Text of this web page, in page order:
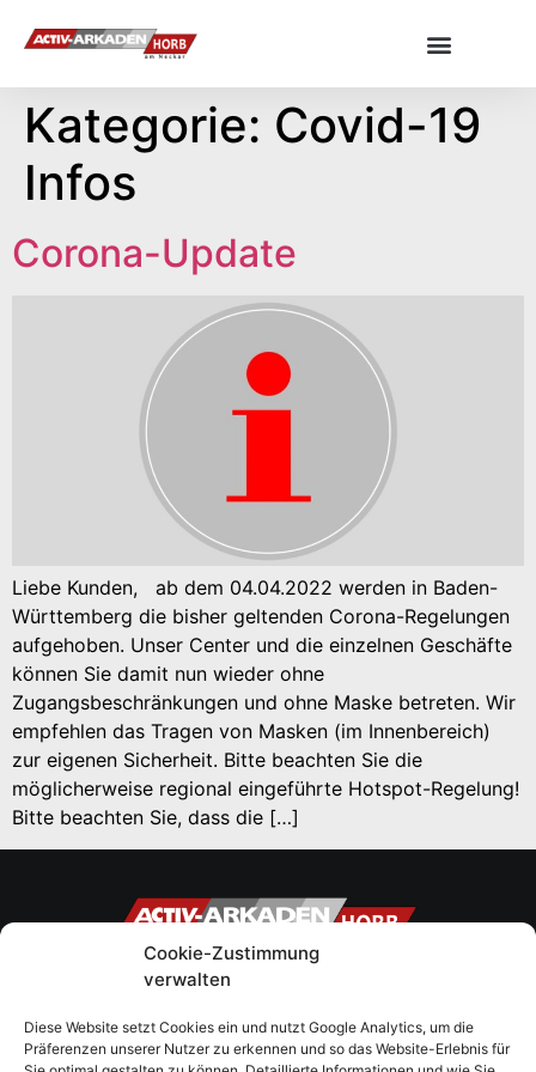
Cookie-Zustimmung
verwalten
Diese Website setzt Cookies ein und nutzt Google Analytics, um die
Präferenzen unserer Nutzer zu erkennen und so das Website-Erlebnis für
Kategorie: Covid-19
Infos
Corona-Update
Liebe Kunden, ab dem 04.04.2022 werden in Baden-
Württemberg die bisher geltenden Corona-Regelungen
aufgehoben. Unser Center und die einzelnen Geschäfte
können Sie damit nun wieder ohne
Zugangsbeschränkungen und ohne Maske betreten. Wir
empfehlen das Tragen von Masken (im Innenbereich)
zur eigenen Sicherheit. Bitte beachten Sie die
möglicherweise regional eingeführte Hotspot-Regelung!
Bitte beachten Sie, dass die […]
Bahnhofplatz 1
NAVIGATION INFORMATIONEN